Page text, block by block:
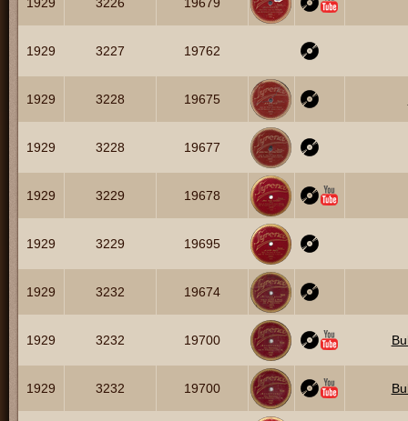
1929 3227 19762
1929 3228 19675
1929 3228 19677
1929 3229 19678
1929 3229 19695
1929 3232 19674
1929 3232 19700
1929 3232 19700